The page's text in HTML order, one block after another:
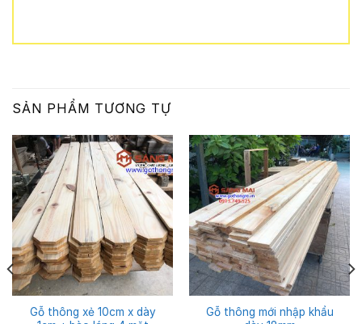
SẢN PHẨM TƯƠNG TỰ
Gỗ thông xẻ 10cm x dày
Gỗ thông mới nhập khẩu